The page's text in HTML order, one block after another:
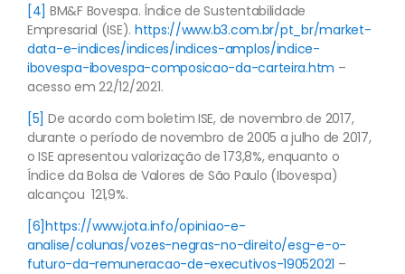
[4] BM&F Bovespa. Índice de Sustentabilidade
Empresarial (ISE). https://www.b3.com.br/pt_br/market-
data-e-indices/indices/indices-amplos/indice-
ibovespa-ibovespa-composicao-da-carteira.htm –
acesso em 22/12/2021.
[5] De acordo com boletim ISE, de novembro de 2017,
durante o período de novembro de 2005 a julho de 2017,
o ISE apresentou valorização de 173,8%, enquanto o
Índice da Bolsa de Valores de São Paulo (Ibovespa)
alcançou 121,9%.
[6]https://www.jota.info/opiniao-e-
analise/colunas/vozes-negras-no-direito/esg-e-o-
futuro-da-remuneracao-de-executivos-19052021 –